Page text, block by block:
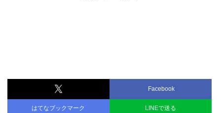
Facebook
はてなブックマーク LINEで送る